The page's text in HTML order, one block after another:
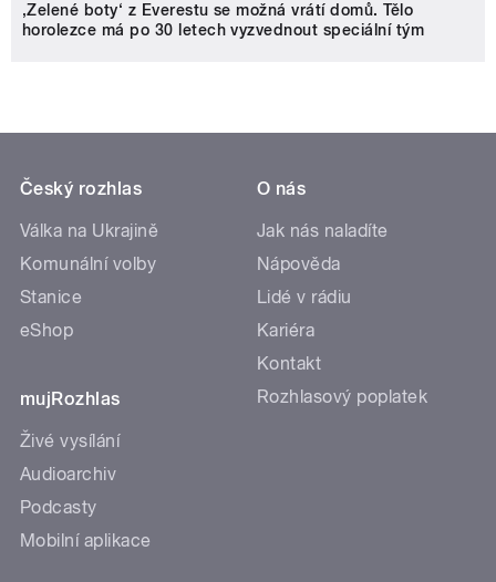
‚Zelené boty‘ z Everestu se možná vrátí domů. Tělo
horolezce má po 30 letech vyzvednout speciální tým
Český rozhlas
Válka na Ukrajině
Komunální volby
Stanice
eShop
mujRozhlas
Živé vysílání
Audioarchiv
Podcasty
Mobilní aplikace
O nás
Jak nás naladíte
Nápověda
Lidé v rádiu
Kariéra
Kontakt
Rozhlasový poplatek